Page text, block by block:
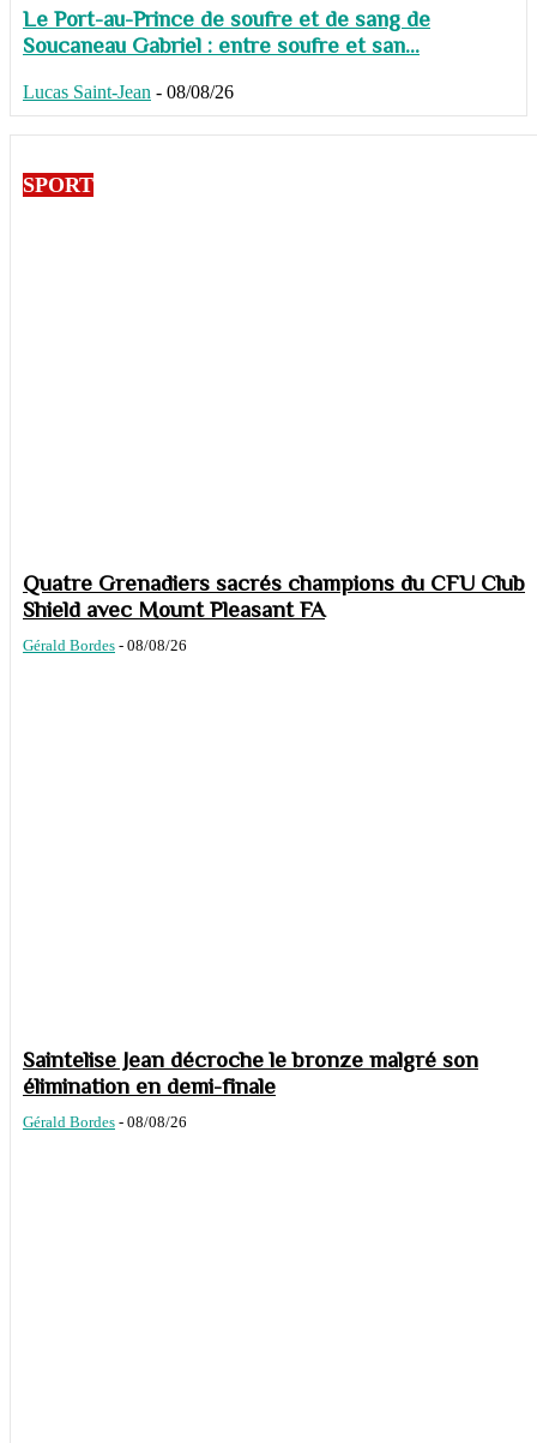
Le Port-au-Prince de soufre et de sang de
Soucaneau Gabriel : entre soufre et san...
Lucas Saint-Jean - 08/08/26
SPORT
Quatre Grenadiers sacrés champions du CFU Club
Shield avec Mount Pleasant FA
Gérald Bordes - 08/08/26
Saintelise Jean décroche le bronze malgré son
élimination en demi-finale
Gérald Bordes - 08/08/26